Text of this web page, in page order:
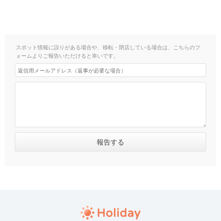
スポット情報に誤りがある場合や、移転・閉店している場合は、こちらのフ
ォームよりご報告いただけると幸いです。